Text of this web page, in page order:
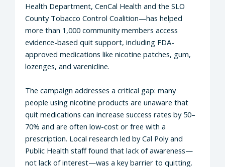
Health Department, CenCal Health and the SLO
County Tobacco Control Coalition—has helped
more than 1,000 community members access
evidence-based quit support, including FDA-
approved medications like nicotine patches, gum,
lozenges, and varenicline.
The campaign addresses a critical gap: many
people using nicotine products are unaware that
quit medications can increase success rates by 50–
70% and are often low-cost or free with a
prescription. Local research led by Cal Poly and
Public Health staff found that lack of awareness—
not lack of interest—was a key barrier to quitting.